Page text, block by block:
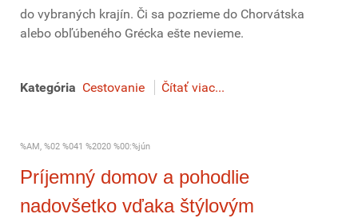
do vybraných krajín. Či sa pozrieme do Chorvátska
alebo obľúbeného Grécka ešte nevieme.
Kategória Cestovanie Čítať viac...
%AM, %02 %041 %2020 %00:%jún
Príjemný domov a pohodlie
nadovšetko vďaka štýlovým